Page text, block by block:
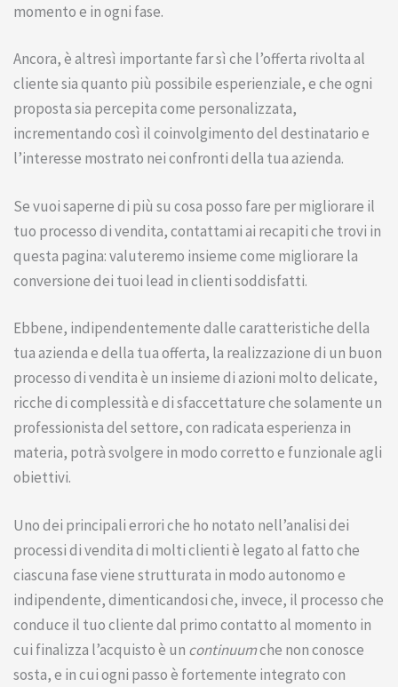
momento e in ogni fase.
Ancora, è altresì importante far sì che l’offerta rivolta al
cliente sia quanto più possibile esperienziale, e che ogni
proposta sia percepita come personalizzata,
incrementando così il coinvolgimento del destinatario e
l’interesse mostrato nei confronti della tua azienda.
Se vuoi saperne di più su cosa posso fare per migliorare il
tuo processo di vendita, contattami ai recapiti che trovi in
questa pagina: valuteremo insieme come migliorare la
conversione dei tuoi lead in clienti soddisfatti.
Ebbene, indipendentemente dalle caratteristiche della
tua azienda e della tua offerta, la realizzazione di un buon
processo di vendita è un insieme di azioni molto delicate,
ricche di complessità e di sfaccettature che solamente un
professionista del settore, con radicata esperienza in
materia, potrà svolgere in modo corretto e funzionale agli
obiettivi.
Uno dei principali errori che ho notato nell’analisi dei
processi di vendita di molti clienti è legato al fatto che
ciascuna fase viene strutturata in modo autonomo e
indipendente, dimenticandosi che, invece, il processo che
conduce il tuo cliente dal primo contatto al momento in
cui finalizza l’acquisto è un continuumche non conosce
sosta, e in cui ogni passo è fortemente integrato con